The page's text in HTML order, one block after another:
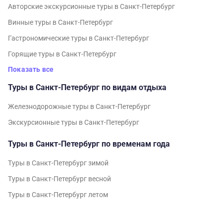
Авторские экскурсионные туры в Санкт-Петербург
Винные туры в Санкт-Петербург
Гастрономические туры в Санкт-Петербург
Горящие туры в Санкт-Петербург
Показать все
Туры в Санкт-Петербург по видам отдыха
Железнодорожные туры в Санкт-Петербург
Экскурсионные туры в Санкт-Петербург
Туры в Санкт-Петербург по временам года
Туры в Санкт-Петербург зимой
Туры в Санкт-Петербург весной
Туры в Санкт-Петербург летом